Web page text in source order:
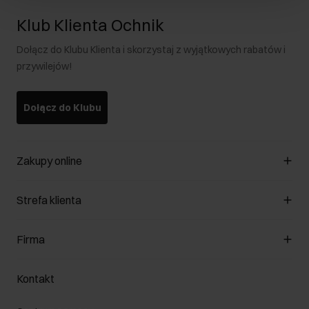
Klub Klienta Ochnik
Dołącz do Klubu Klienta i skorzystaj z wyjątkowych rabatów i
przywilejów!
Dołącz do Klubu
Zakupy online
Zarządzaj cookies
Formy płatności
Jak dokonać zwrotu?
Strefa klienta
Klub Klienta
Zwróć produkty
Firma
O nas
Salony
Kontakt